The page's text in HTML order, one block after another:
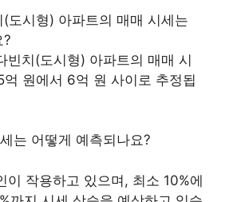
(도시형) 아파트의 매매 시세는
?
빈치(도시형) 아파트의 매매 시
원에서 6억 원 사이로 추정됩
는 어떻게 예측되나요?
이 작용하고 있으며, 최소 10%에